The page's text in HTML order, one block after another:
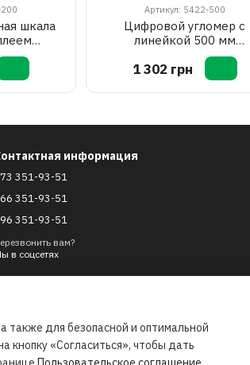
шкала
200
Артикул: 5422-500
Цифровой угломер с
линейкой 500 мм
PROTESTER 5422-500
1 302 грн
информация
351-93-51
351-93-51
351-93-51
вам?
в соцсетях
также для безопасной и оптимальной
кнопку «Согласиться», чтобы дать